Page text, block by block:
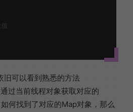
旧可以看到熟悉的方法
通过当前线程对象获取对应的
何找到了对应的Map对象，那么